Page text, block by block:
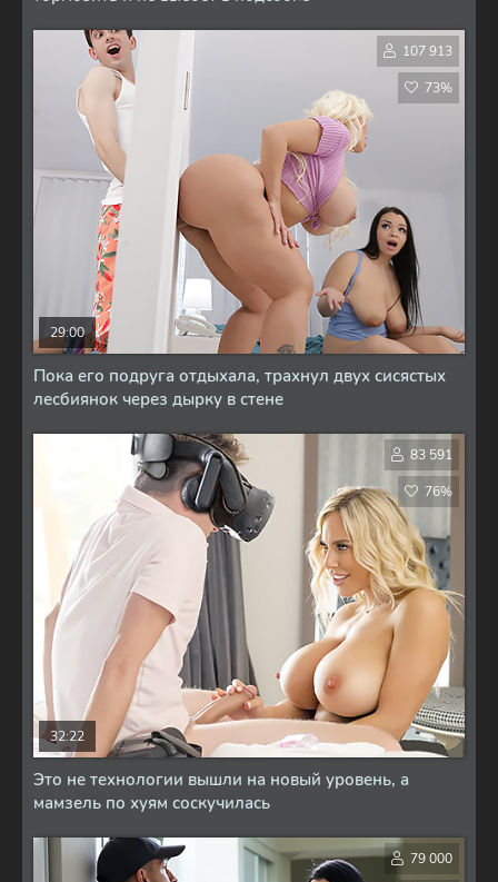
Пока его подруга отдыхала, трахнул двух сисястых
лесбиянок через дырку в стене
29:00
107 913
73%
Это не технологии вышли на новый уровень, а
мамзель по хуям соскучилась
32:22
83 591
76%
79 000